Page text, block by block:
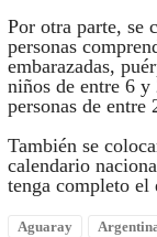
Por otra parte, se
personas
embarazadas,
niños de entre 6 y
personas de entre
También se
calendario
tenga completo el
Aguaray